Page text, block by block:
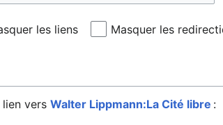
les liens Masquer les
lien versWalter Lippmann:La Cité libre :